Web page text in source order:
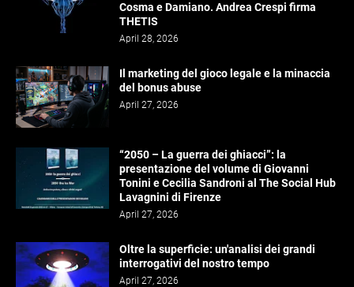
Cosma e Damiano. Andrea Crespi firma
THETIS
April 28, 2026
Il marketing del gioco legale e la minaccia
del bonus abuse
April 27, 2026
“2050 – La guerra dei ghiacci”: la
presentazione del volume di Giovanni
Tonini e Cecilia Sandroni al The Social Hub
Lavagnini di Firenze
April 27, 2026
Oltre la superficie: un'analisi dei grandi
interrogativi del nostro tempo
April 27, 2026